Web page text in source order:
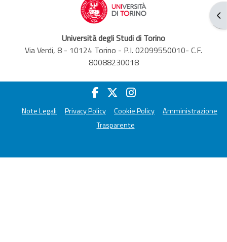
打
Università degli Studi di Torino
Via Verdi, 8 - 10124 Torino - P.I. 02099550010- C.F.
80088230018
Note Legali Privacy Policy Cookie Policy
Amministrazione
Trasparente